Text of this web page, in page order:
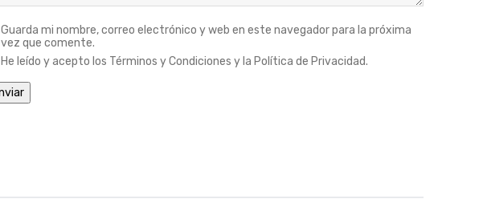
Guarda mi nombre, correo electrónico y web en este navegador para la próxima
vez que comente.
He leído y acepto los Términos y Condiciones y la Política de Privacidad.